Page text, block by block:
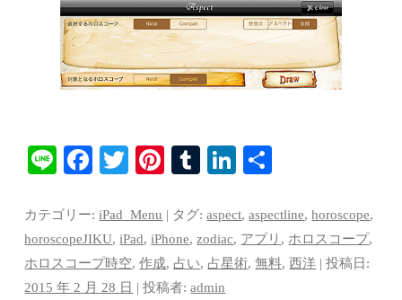
Li
Fa
bo
ok
T
tte
r
Pi
er
es
t
T
m
bl
r
Li
ed
In
カテゴリー:iPad_Menu | タグ:aspect,aspectline,horoscope,
horoscopeJIKU,iPad,iPhone,zodiac, アプリ ,ホロスコープ,
ホロスコープ時空,作成, 占い, 占星術,無料,西洋 | 投稿日:
2015 年 2 月 28 日 |投稿者:admin